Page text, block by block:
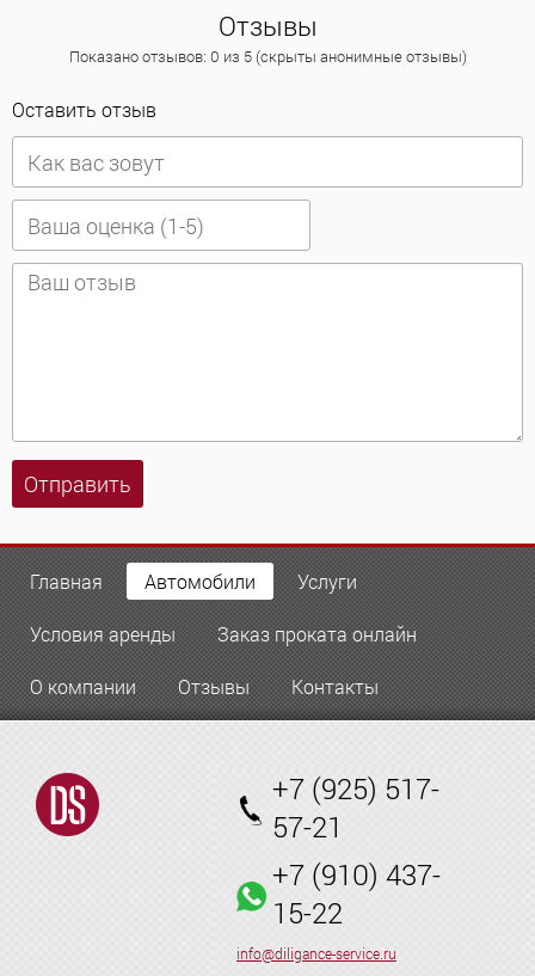
Отзывы
Показано отзывов: 0 из 5 (скрыты анонимные отзывы)
Оставить отзыв
Отправить
Главная Автомобили Услуги
Условия аренды Заказ проката онлайн
О компании Отзывы Контакты
+7 (925) 517-
57-21
+7 (910) 437-
15-22
info@diligance-service.ru